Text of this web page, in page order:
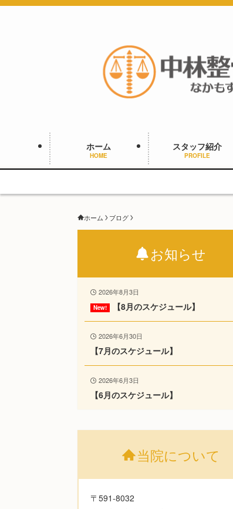
ホーム
HOME
スタッフ紹介
PROFILE
ホーム ブログ
お知らせ
2026年8月3日
【8月のスケジュール】
2026年6月30日
【7月のスケジュール】
2026年6月3日
【6月のスケジュール】
当院について
〒591-8032